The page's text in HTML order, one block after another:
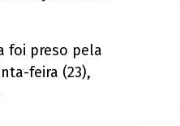
foi preso pela
feira (23),